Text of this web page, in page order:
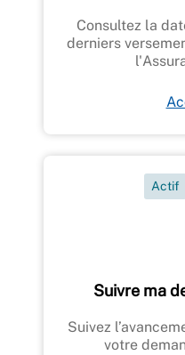
Consultez la
derniers
Suivre ma
Actif
Suivez
votre